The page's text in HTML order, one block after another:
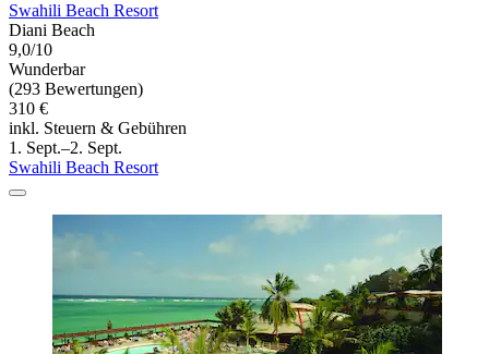
Swahili Beach Resort
Diani Beach
9,0/10
Wunderbar
(293 Bewertungen)
310 €
inkl. Steuern & Gebühren
1. Sept.–2. Sept.
Swahili Beach Resort